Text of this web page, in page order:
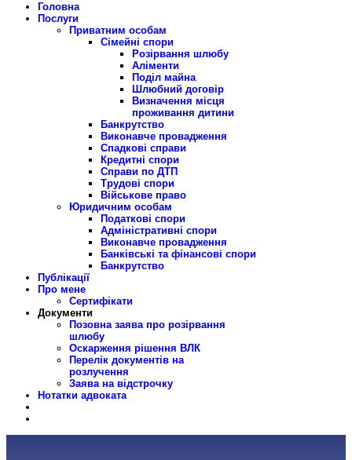
Головна
Послуги
Приватним особам
Сімейні спори
Розірвання шлюбу
Аліменти
Поділ майна
Шлюбний договір
Визначення місця
проживання дитини
Банкрутство
Виконавче провадження
Спадкові справи
Кредитні спори
Справи по ДТП
Трудові спори
Військове право
Юридичним особам
Податкові спори
Адміністративні спори
Виконавче провадження
Банківські та фінансові спори
Банкрутство
Публікації
Про мене
Сертифікати
Документи
Позовна заява про розірвання
шлюбу
Оскарження рішення ВЛК
Перелік документів на
розлучення
Заява на відстрочку
Нотатки адвоката